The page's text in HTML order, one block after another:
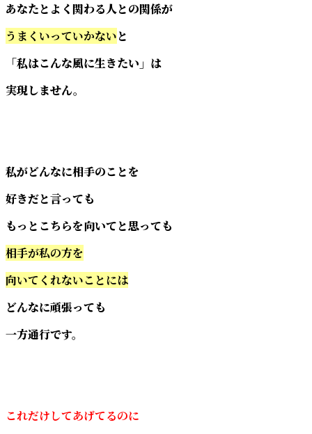
あなたとよく関わる人との関係が
うまくいっていかないと
「私はこんな風に生きたい」は
実現しません。
私がどんなに相手のことを
好きだと言っても
もっとこちらを向いてと思っても
相手が私の方を
向いてくれないことには
どんなに頑張っても
一方通行です。
これだけしてあげてるのに